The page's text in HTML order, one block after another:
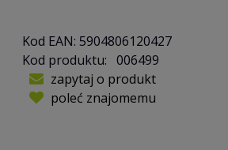
Kod EAN: 5904806120427
Kod produktu: 006499
zapytaj o produkt
poleć znajomemu